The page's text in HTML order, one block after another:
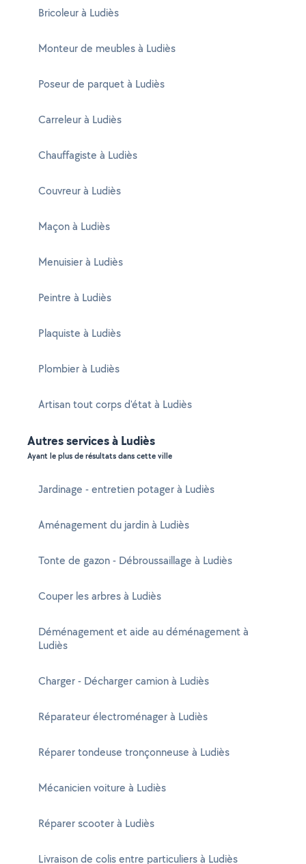
Bricoleur à Ludiès
Monteur de meubles à Ludiès
Poseur de parquet à Ludiès
Carreleur à Ludiès
Chauffagiste à Ludiès
Couvreur à Ludiès
Maçon à Ludiès
Menuisier à Ludiès
Peintre à Ludiès
Plaquiste à Ludiès
Plombier à Ludiès
Artisan tout corps d'état à Ludiès
Autres services à Ludiès
Ayant le plus de résultats dans cette ville
Jardinage - entretien potager à Ludiès
Aménagement du jardin à Ludiès
Tonte de gazon - Débroussaillage à Ludiès
Couper les arbres à Ludiès
Déménagement et aide au déménagement à
Ludiès
Charger - Décharger camion à Ludiès
Réparateur électroménager à Ludiès
Réparer tondeuse tronçonneuse à Ludiès
Mécanicien voiture à Ludiès
Réparer scooter à Ludiès
Livraison de colis entre particuliers à Ludiès